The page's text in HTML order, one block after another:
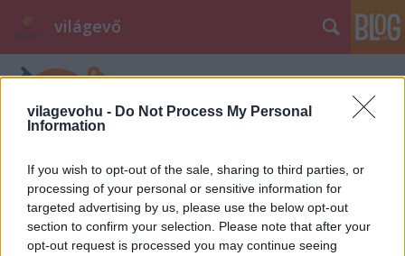
vilagevohu - Do Not Process My Personal
Information
If you wish to opt-out of the sale, sharing to third parties, or
processing of your personal or sensitive information for
targeted advertising by us, please use the below opt-out
section to confirm your selection. Please note that after your
opt-out request is processed you may continue seeing
világevő
Dől a lé. Sajnos.
világevő•2011. február 24.